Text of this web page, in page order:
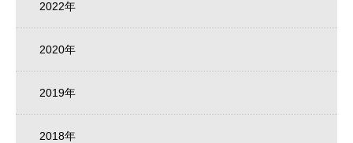
2022年
2020年
2019年
2018年